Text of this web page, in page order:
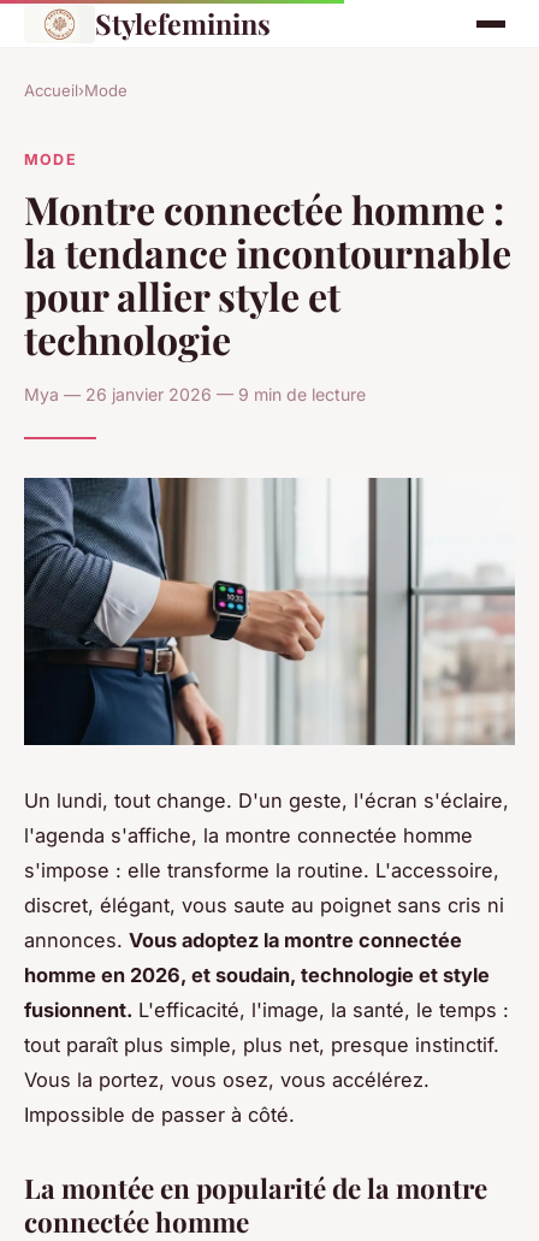
Stylefeminins
Accueil›Mode
MODE
Montre connectée homme :
la tendance incontournable
pour allier style et
technologie
Mya — 26 janvier 2026 — 9 min de lecture
Un lundi, tout change. D'un geste, l'écran s'éclaire,
l'agenda s'affiche, la montre connectée homme
s'impose : elle transforme la routine. L'accessoire,
discret, élégant, vous saute au poignet sans cris ni
annonces. Vous adoptez la montre connectée
homme en 2026, et soudain, technologie et style
fusionnent. L'efficacité, l'image, la santé, le temps :
tout paraît plus simple, plus net, presque instinctif.
Vous la portez, vous osez, vous accélérez.
Impossible de passer à côté.
La montée en popularité de la montre
connectée homme